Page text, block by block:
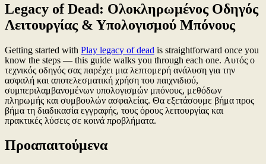
Legacy of Dead: Ολοκληρωμένος Οδηγός
Λειτουργίας & Υπολογισμού Μπόνους
Getting started with Play legacy of dead is straightforward once you
know the steps — this guide walks you through each one. Αυτός ο
τεχνικός οδηγός σας παρέχει μια λεπτομερή ανάλυση για την
ασφαλή και αποτελεσματική χρήση του παιχνιδιού,
συμπεριλαμβανομένων υπολογισμών μπόνους, μεθόδων
πληρωμής και συμβουλών ασφαλείας. Θα εξετάσουμε βήμα προς
βήμα τη διαδικασία εγγραφής, τους όρους λειτουργίας και
πρακτικές λύσεις σε κοινά προβλήματα.
Προαπαιτούμενα